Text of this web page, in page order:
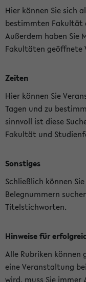
Hier können Sie sich
bestimmten Fakultät
Außerdem haben Sie
Fakultäten geöffnete
Zeiten
Hier können Sie
Tagen und zu
sinnvoll ist diese
Fakultät und
Sonstiges
Schließlich können
Belegnummern
Titelstichworten.
Hinweise für
Alle Rubriken
eine Veranstaltung
wird, muss Sie immer